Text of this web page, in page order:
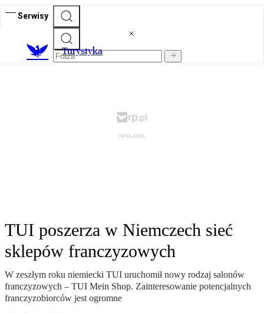
Serwisy
Turystyka
TUI poszerza w Niemczech sieć
sklepów franczyzowych
W zeszłym roku niemiecki TUI uruchomił nowy rodzaj salonów
franczyzowych – TUI Mein Shop. Zainteresowanie potencjalnych
franczyzobiorców jest ogromne